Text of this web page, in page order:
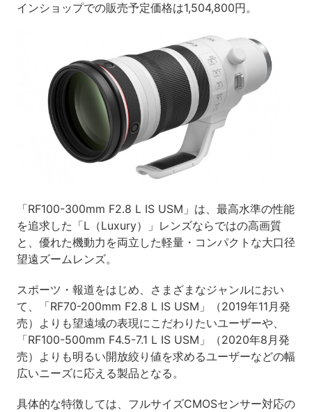
インショップでの販売予定価格は1,504,800円。
「RF100-300mm F2.8 L IS USM」は、最高水準の性能
を追求した「L（Luxury）」レンズならではの高画質
と、優れた機動力を両立した軽量・コンパクトな大口径
望遠ズームレンズ。
スポーツ・報道をはじめ、さまざまなジャンルにおい
て、「RF70-200mm F2.8 L IS USM」（2019年11月発
売）よりも望遠域の表現にこだわりたいユーザーや、
「RF100-500mm F4.5-7.1 L IS USM」（2020年8月発
売）よりも明るい開放絞り値を求めるユーザーなどの幅
広いニーズに応える製品となる。
具体的な特徴しては、フルサイズCMOSセンサー対応の